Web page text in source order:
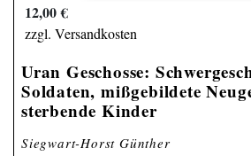
12,00 €
zzgl. Versandkosten
Uran Geschosse:
Soldaten, mißgebildete
sterbende Kinder
Siegwart-Horst Günther